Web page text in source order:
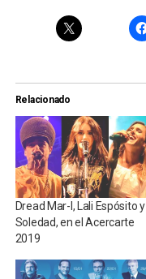
Relacionado
Dread Mar-I, Lali Espósito y
Soledad, en el Acercarte
2019